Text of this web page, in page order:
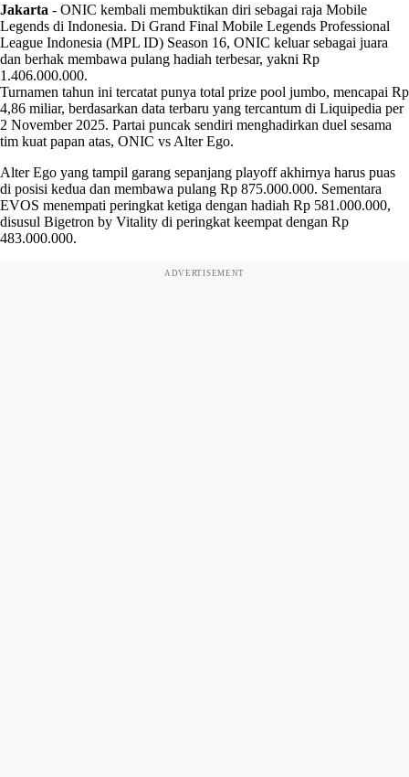
Jakarta - ONIC kembali membuktikan diri sebagai raja Mobile
Legends di Indonesia. Di Grand Final Mobile Legends Professional
League Indonesia (MPL ID) Season 16, ONIC keluar sebagai juara
dan berhak membawa pulang hadiah terbesar, yakni Rp
1.406.000.000.
Turnamen tahun ini tercatat punya total prize pool jumbo, mencapai Rp
4,86 miliar, berdasarkan data terbaru yang tercantum di Liquipedia per
2 November 2025. Partai puncak sendiri menghadirkan duel sesama
tim kuat papan atas, ONIC vs Alter Ego.
Alter Ego yang tampil garang sepanjang playoff akhirnya harus puas
di posisi kedua dan membawa pulang Rp 875.000.000. Sementara
EVOS menempati peringkat ketiga dengan hadiah Rp 581.000.000,
disusul Bigetron by Vitality di peringkat keempat dengan Rp
483.000.000.
ADVERTISEMENT